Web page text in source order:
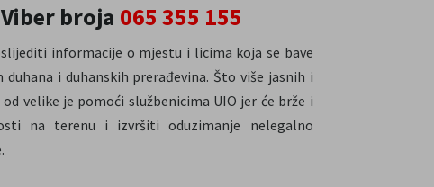
broja 065 355 155
informacije o mjestu i licima koja se bave
i duhanskih prerađevina. Što više jasnih i
velike je pomoći službenicima UIO jer će brže i
na terenu i izvršiti oduzimanje nelegalno